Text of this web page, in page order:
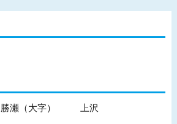
勝瀬（大字）
上沢